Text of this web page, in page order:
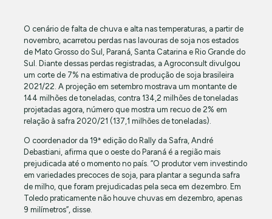
O cenário de falta de chuva e alta nas temperaturas, a partir de
novembro, acarretou perdas nas lavouras de soja nos estados
de Mato Grosso do Sul, Paraná, Santa Catarina e Rio Grande do
Sul. Diante dessas perdas registradas, a Agroconsult divulgou
um corte de 7% na estimativa de produção de soja brasileira
2021/22. A projeção em setembro mostrava um montante de
144 milhões de toneladas, contra 134,2 milhões de toneladas
projetadas agora, número que mostra um recuo de 2% em
relação à safra 2020/21 (137,1 milhões de toneladas).
O coordenador da 19ª edição do Rally da Safra, André
Debastiani, afirma que o oeste do Paraná é a região mais
prejudicada até o momento no país. “O produtor vem investindo
em variedades precoces de soja, para plantar a segunda safra
de milho, que foram prejudicadas pela seca em dezembro. Em
Toledo praticamente não houve chuvas em dezembro, apenas
9 milímetros”, disse.